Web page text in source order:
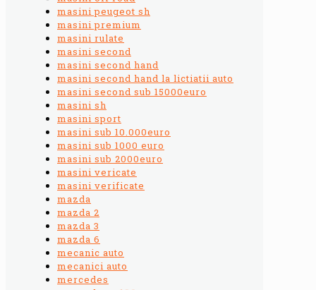
masini peugeot sh
masini premium
masini rulate
masini second
masini second hand
masini second hand la lictiatii auto
masini second sub 15000euro
masini sh
masini sport
masini sub 10.000euro
masini sub 1000 euro
masini sub 2000euro
masini vericate
masini verificate
mazda
mazda 2
mazda 3
mazda 6
mecanic auto
mecanici auto
mercedes